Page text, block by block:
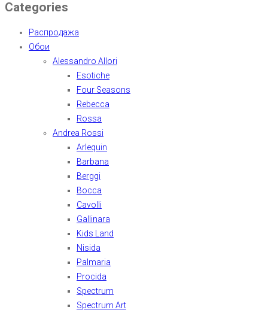
Categories
Распродажа
Обои
Alessandro Allori
Esotiche
Four Seasons
Rebecca
Rossa
Andrea Rossi
Arlequin
Barbana
Berggi
Bocca
Cavolli
Gallinara
Kids Land
Nisida
Palmaria
Procida
Spectrum
Spectrum Art